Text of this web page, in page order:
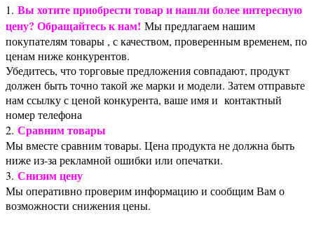
1. Вы хотите приобрести товар и нашли более интересную
цену? Обращайтесь к нам! Мы предлагаем нашим
покупателям товары , с качеством, проверенным временем, по
ценам ниже конкурентов.
Убедитесь, что торговые предложения совпадают, продукт
должен быть точно такой же марки и модели. Затем отправьте
нам ссылку с ценой конкурента, ваше имя и контактный
номер телефона
2. Сравним товары
Мы вместе сравним товары. Цена продукта не должна быть
ниже из-за рекламной ошибки или опечатки.
3. Снизим цену
Мы оперативно проверим информацию и сообщим Вам о
возможности снижения цены.